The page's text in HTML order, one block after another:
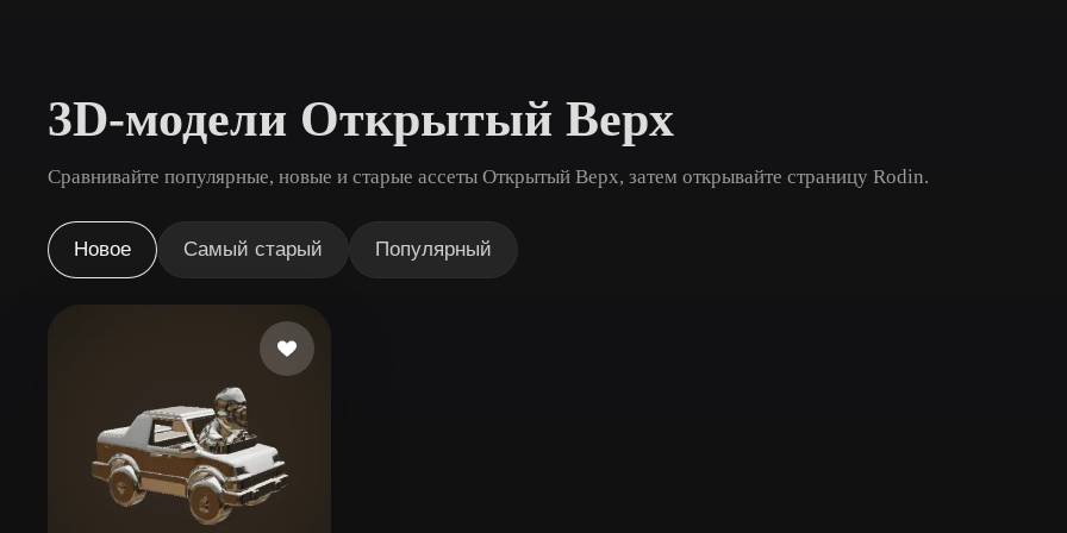
NFT Creation E-commerce
Metaverse
Design
Engineering
Плагины
Blender Unity Unreal
Hand-Painted Industrial
3D-модели Открытый Верх
Сравнивайте популярные, новые и старые ассеты Открытый Верх, затем открывайте страницу Rodin.
Новое Самый старый Популярный